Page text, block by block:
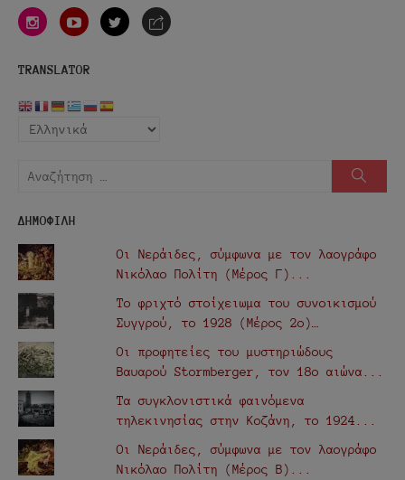
instagramyoutube twittere-
TRANSLATOR
Αναζήτηση
ΔΗΜΟΦΙΛΗ
Οι Νεράιδες, σύμφωνα με τον λαογράφο
Νικόλαο Πολίτη (Μέρος Γ)...
Το φριχτό στοίχειωμα του συνοικισμού
Συγγρού, το 1928 (Μέρος 2ο)…
Οι προφητείες του μυστηριώδους
Βαυαρού Stormberger, τον 18ο αιώνα...
Τα συγκλονιστικά φαινόμενα
τηλεκινησίας στην Κοζάνη, το 1924...
Οι Νεράιδες, σύμφωνα με τον λαογράφο
Νικόλαο Πολίτη (Μέρος Β)...